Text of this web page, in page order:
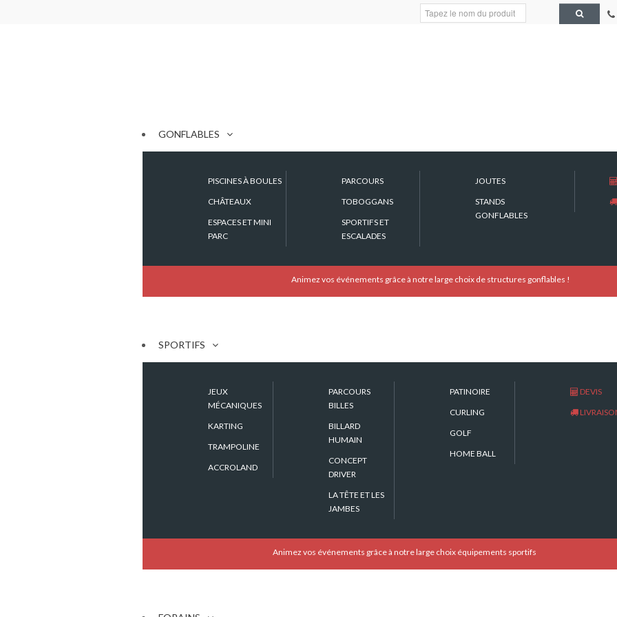
Search
GONFLABLES
PISCINES À BOULES
CHÂTEAUX
ESPACES ET MINI
PARC
PARCOURS
TOBOGGANS
SPORTIFS ET
ESCALADES
JOUTES
STANDS
GONFLABLES
Animez vos événements grâce à notre large choix de structures gonflables !
SPORTIFS
JEUX
MÉCANIQUES
KARTING
TRAMPOLINE
ACCROLAND
PARCOURS
BILLES
BILLARD
HUMAIN
CONCEPT
DRIVER
LA TÊTE ET LES
JAMBES
PATINOIRE
CURLING
GOLF
HOME BALL
DEVIS
Animez vos événements grâce à notre large choix équipements sportifs
Stand Western Cabane En location (la journée)